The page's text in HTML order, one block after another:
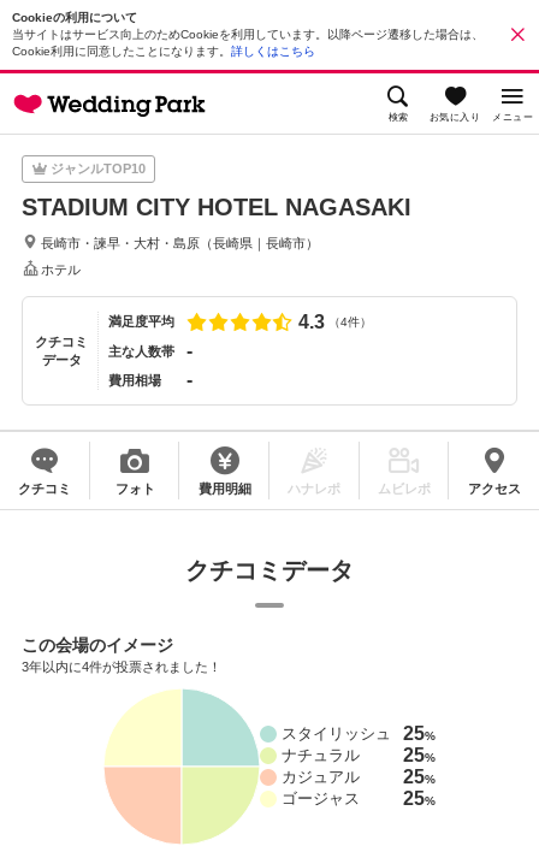
Cookieの利用について
当サイトはサービス向上のためCookieを利用しています。以降ページ遷移した場合は、
Cookie利用に同意したことになります。 詳しくはこちら
検索 お気に入り メニュー
ジャンルTOP10
STADIUM CITY HOTEL NAGASAKI
長崎市・諫早・大村・島原 （長崎県 ｜ 長崎市）
ホテル
クチコミ
データ
満足度平均 4.3 （4件）
主な人数帯 -
費用相場 -
クチコミ フォト 費用明細 ハナレポ ムビレポ アクセス
クチコミデータ
この会場のイメージ
3年以内に4件が投票されました！
スタイリッシュ 25%
ナチュラル 25%
カジュアル 25%
ゴージャス 25%